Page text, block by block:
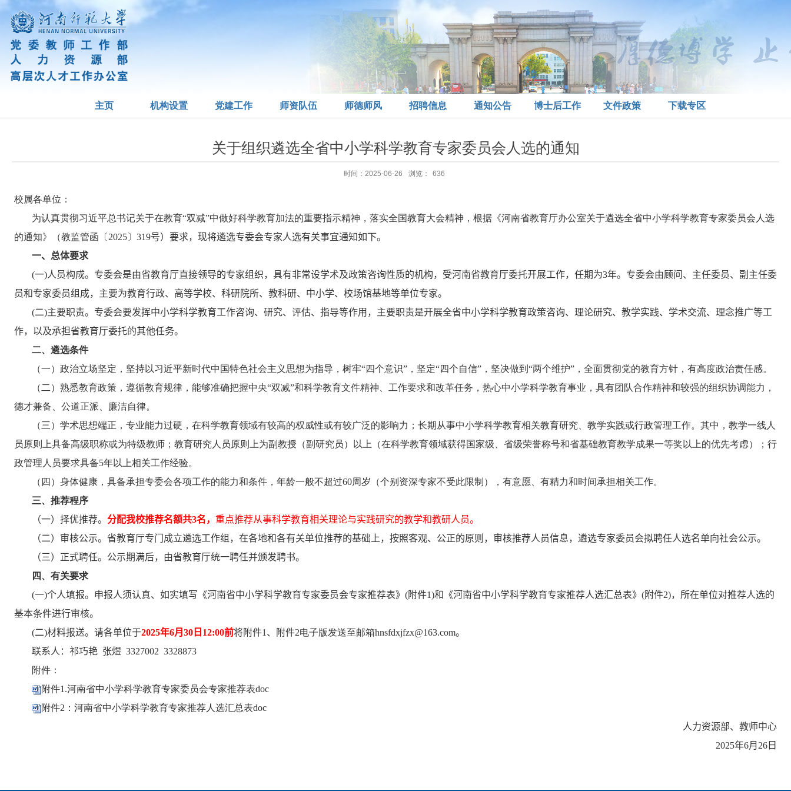
主页 机构设置 党建工作 师资队伍 师德师风 招聘信息 通知公告 博士后工作 文件政策 下载专区
关于组织遴选全省中小学科学教育专家委员会人选的通知
时间：2025-06-26 浏览： 636
校属各单位：
为认真贯彻习近平总书记关于在教育“双减”中做好科学教育加法的重要指示精神，落实全国教育大会精神，根据《河南省教育厅办公室关于遴选全省中小学科学教育专家委员会人选
的通知》（教监管函〔 2025〕 319号）要求，现将遴选专委会专家人选有关事宜通知如下。
一、总体要求
(一)人员构成。专委会是由省教育厅直接领导的专家组织，具有非常设学术及政策咨询性质的机构，受河南省教育厅委托开展工作，任期为3年。专委会由顾问、主任委员、副主任委
员和专家委员组成，主要为教育行政、高等学校、科研院所、教科研、中小学、校场馆基地等单位专家。
(二)主要职责。专委会要发挥中小学科学教育工作咨询、研究、评估、指导等作用，主要职责是开展全省中小学科学教育政策咨询、理论研究、教学实践、学术交流、理念推广等工
作，以及承担省教育厅委托的其他任务。
二、遴选条件
（一）政治立场坚定，坚持以习近平新时代中国特色社会主义思想为指导，树牢“四个意识”，坚定“四个自信”，坚决做到“两个维护”，全面贯彻党的教育方针，有高度政治责任感。
（二）熟悉教育政策，遵循教育规律，能够准确把握中央“双减”和科学教育文件精神、工作要求和改革任务，热心中小学科学教育事业，具有团队合作精神和较强的组织协调能力，
德才兼备、公道正派、廉洁自律。
（三）学术思想端正，专业能力过硬，在科学教育领域有较高的权威性或有较广泛的影响力；长期从事中小学科学教育相关教育研究、教学实践或行政管理工作。其中，教学一线人
员原则上具备高级职称或为特级教师；教育研究人员原则上为副教授（副研究员）以上（在科学教育领域获得国家级、省级荣誉称号和省基础教育教学成果一等奖以上的优先考虑）；行
政管理人员要求具备5年以上相关工作经验。
（四）身体健康，具备承担专委会各项工作的能力和条件，年龄一般不超过60周岁（个别资深专家不受此限制），有意愿、有精力和时间承担相关工作。
三、推荐程序
（一）择优推荐。 分配我校推荐名额共3名， 重点推荐从事科学教育相关理论与实践研究的教学和教研人员。
（二）审核公示。省教育厅专门成立遴选工作组，在各地和各有关单位推荐的基础上，按照客观、公正的原则，审核推荐人员信息，遴选专家委员会拟聘任人选名单向社会公示。
（三）正式聘任。公示期满后，由省教育厅统一聘任并颁发聘书。
四、有关要求
(一)个人填报。申报人须认真、如实填写《河南省中小学科学教育专家委员会专家推荐表》 (附件1)和《河南省中小学科学教育专家推荐人选汇总表》 (附件2)，所在单位对推荐人选的
基本条件进行审核。
(二)材料报送。请各单位于2025年6月 30日 12:00前将附件1、 附件2电子版发送至邮箱hnsfdxjfzx@163.com。
联系人：祁巧艳 张煜 3327002 3328873
附件：
附件1.河南省中小学科学教育专家委员会专家推荐表doc
附件2：河南省中小学科学教育专家推荐人选汇总表doc
人力资源部、教师中心
2025年6月 26 日